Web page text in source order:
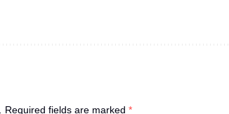
Required fields are marked *